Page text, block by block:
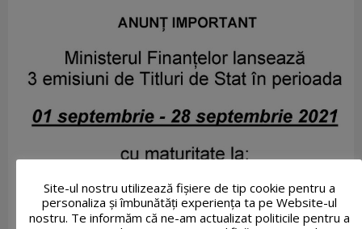
Site-ul nostru utilizează fişiere de tip cookie pentru a
personaliza și îmbunătăți experiența ta pe Website-ul
nostru. Te informăm că ne-am actualizat politicile pentru a